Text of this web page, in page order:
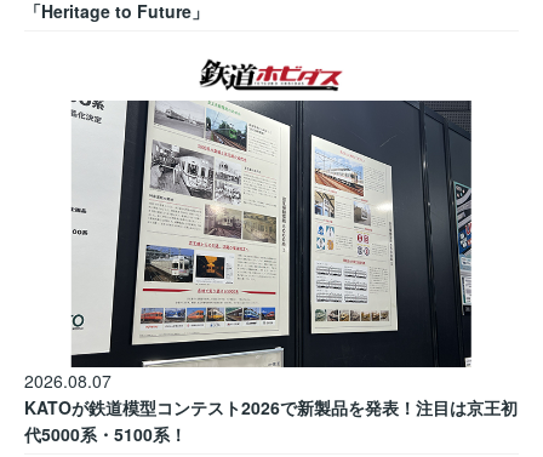
「Heritage to Future」
2026.08.07
KATOが鉄道模型コンテスト2026で新製品を発表！注目は京王初
代5000系・5100系！